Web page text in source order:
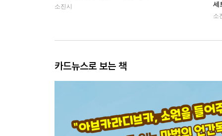
소진시
세
소
카드뉴스로 보는 책